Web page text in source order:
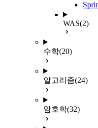
WAS(2)
수학(20)
알고리즘(24)
암호학(32)